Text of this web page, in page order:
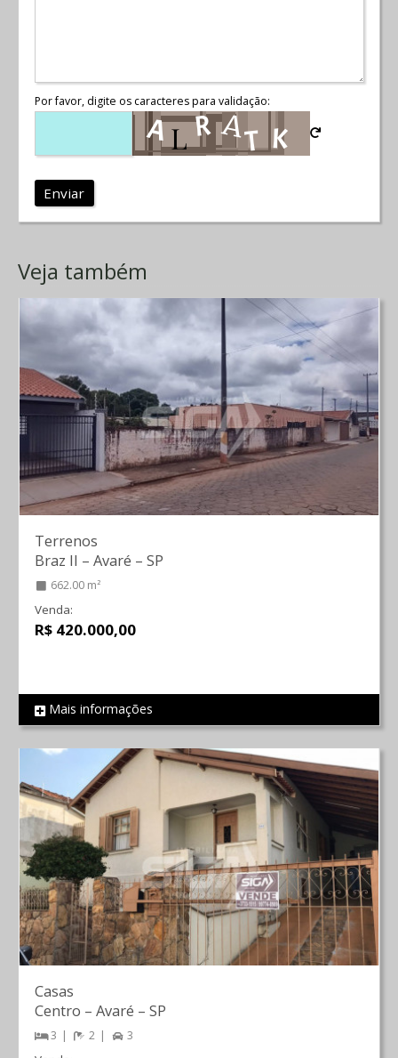
Por favor, digite os caracteres para validação:
Enviar
Veja também
REF 874
Terrenos
Braz II – Avaré – SP
662.00 m²
Venda:
R$ 420.000,00
Mais informações
Casas
Centro – Avaré – SP
3 2 3